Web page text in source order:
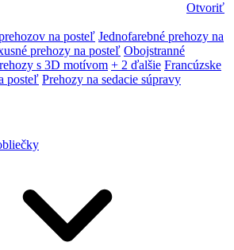
Otvoriť
na posteľ Jednofarebné prehozy na
prehozy na posteľ Obojstranné
s 3D motívom + 2 ďalšie Francúzske
posteľ Prehozy na sedacie súpravy